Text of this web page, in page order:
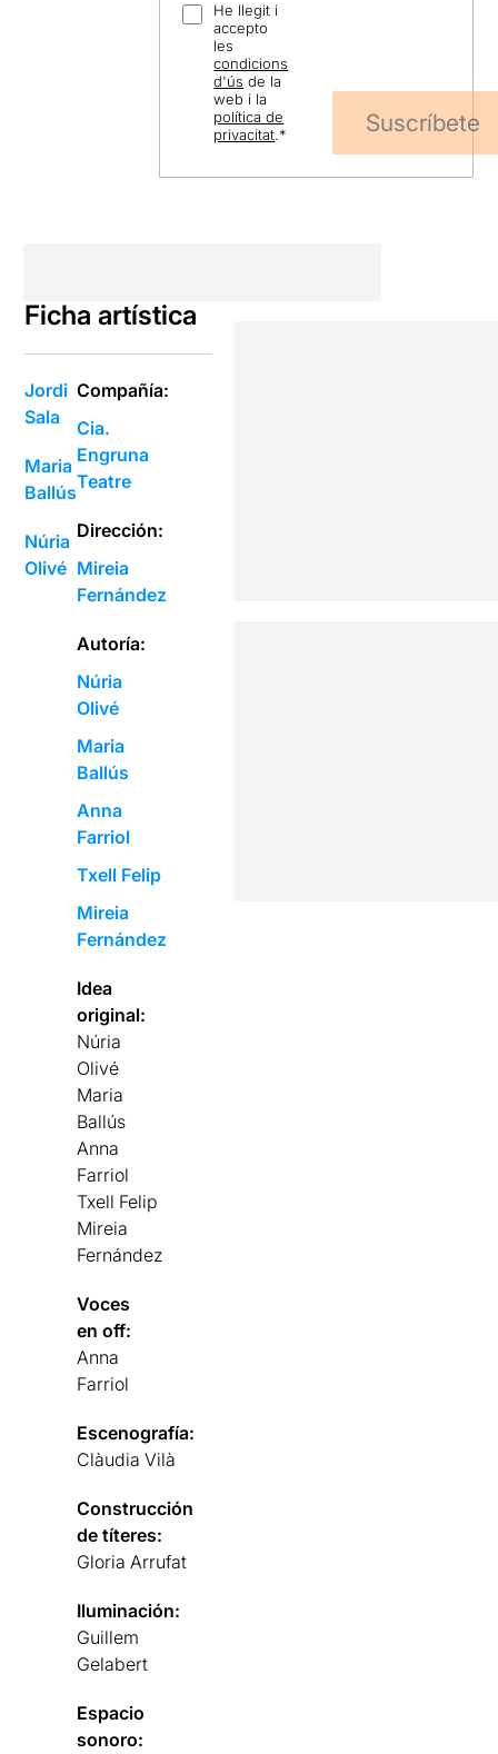
He llegit i
accepto
les
condicions
d'ús de la
web i la
política de
privacitat.* Suscríbete
Ficha artística
Jordi
Sala
Maria
Ballús
Núria
Olivé
Compañía:
Cia.
Engruna
Teatre
Dirección:
Mireia
Fernández
Autoría:
Núria
Olivé
Maria
Ballús
Anna
Farriol
Txell Felip
Mireia
Fernández
Idea
original:
Núria
Olivé
Maria
Ballús
Anna
Farriol
Txell Felip
Mireia
Fernández
Voces
en off:
Anna
Farriol
Escenografía:
Clàudia Vilà
Construcción
de títeres:
Gloria Arrufat
Iluminación:
Guillem
Gelabert
Espacio
sonoro: